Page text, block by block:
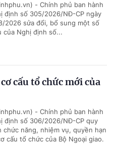
- Chính phủ ban hành
định số 305/2026/NĐ-CP ngày
2026 sửa đổi, bổ sung một số
của Nghị định số...
cấu tổ chức mới của
- Chính phủ ban hành
định số 306/2026/NĐ-CP quy
chức năng, nhiệm vụ, quyền hạn
cấu tổ chức của Bộ Ngoại giao.